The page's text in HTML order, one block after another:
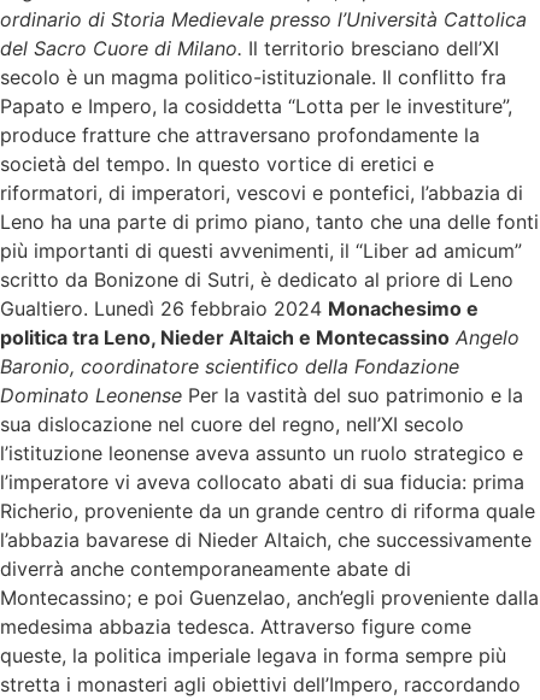
ordinario di Storia Medievale presso l’Università Cattolica
del Sacro Cuore di Milano. Il territorio bresciano dell’XI
secolo è un magma politico-istituzionale. Il conflitto fra
Papato e Impero, la cosiddetta “Lotta per le investiture”,
produce fratture che attraversano profondamente la
società del tempo. In questo vortice di eretici e
riformatori, di imperatori, vescovi e pontefici, l’abbazia di
Leno ha una parte di primo piano, tanto che una delle fonti
più importanti di questi avvenimenti, il “Liber ad amicum”
scritto da Bonizone di Sutri, è dedicato al priore di Leno
Gualtiero. Lunedì 26 febbraio 2024 Monachesimo e
politica tra Leno, Nieder Altaich e Montecassino Angelo
Baronio, coordinatore scientifico della Fondazione
Dominato Leonense Per la vastità del suo patrimonio e la
sua dislocazione nel cuore del regno, nell’XI secolo
l’istituzione leonense aveva assunto un ruolo strategico e
l’imperatore vi aveva collocato abati di sua fiducia: prima
Richerio, proveniente da un grande centro di riforma quale
l’abbazia bavarese di Nieder Altaich, che successivamente
diverrà anche contemporaneamente abate di
Montecassino; e poi Guenzelao, anch’egli proveniente dalla
medesima abbazia tedesca. Attraverso figure come
queste, la politica imperiale legava in forma sempre più
stretta i monasteri agli obiettivi dell’Impero, raccordando